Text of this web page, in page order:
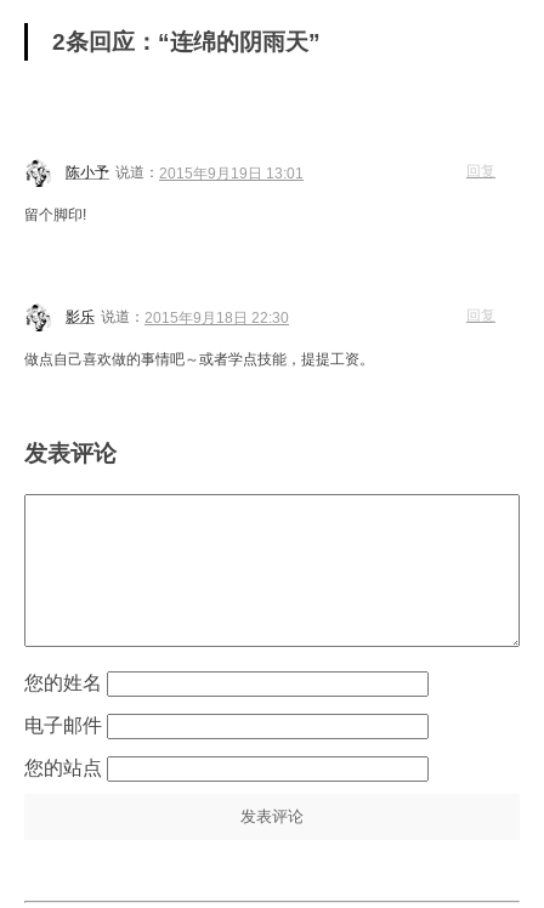
2条回应：“连绵的阴雨天”
陈小予 说道： 2015年9月19日 13:01
留个脚印!
回复
影乐 说道： 2015年9月18日 22:30
做点自己喜欢做的事情吧～或者学点技能，提提工资。
回复
发表评论
姓名
电子邮件
站点